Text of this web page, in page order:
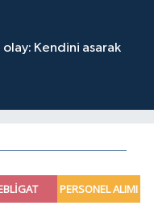
olay: Kendini asarak